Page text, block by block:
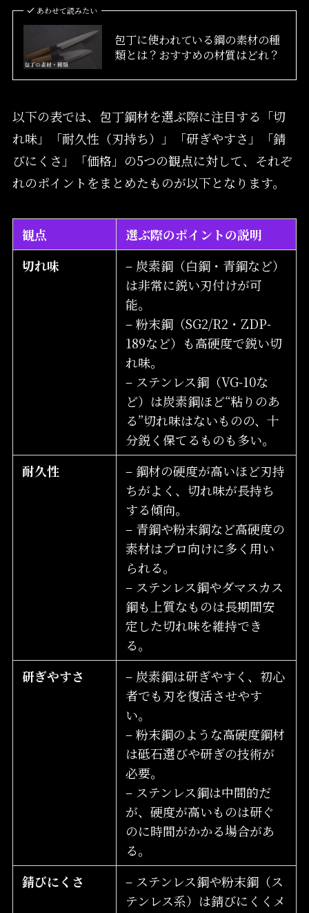
あわせて読みたい
包丁に使われている鋼の素材の種
類とは？おすすめの材質はどれ？
以下の表では、包丁鋼材を選ぶ際に注目する「切
れ味」「耐久性（刃持ち）」「研ぎやすさ」「錆
びにくさ」「価格」の5つの観点に対して、それぞ
れのポイントをまとめたものが以下となります。
観点
選ぶ際のポイントの説明
切れ味
– 炭素鋼（白鋼・青鋼など）
は非常に鋭い刃付けが可
能。
– 粉末鋼（SG2/R2・ZDP-
189など）も高硬度で鋭い切
れ味。
– ステンレス鋼（VG-10な
ど）は炭素鋼ほど“粘りのあ
る”切れ味はないものの、十
分鋭く保てるものも多い。
耐久性
– 鋼材の硬度が高いほど刃持
ちがよく、切れ味が長持ち
する傾向。
– 青鋼や粉末鋼など高硬度の
素材はプロ向けに多く用い
られる。
– ステンレス鋼やダマスカス
鋼も上質なものは長期間安
定した切れ味を維持でき
る。
研ぎやすさ
– 炭素鋼は研ぎやすく、初心
者でも刃を復活させやす
い。
– 粉末鋼のような高硬度鋼材
は砥石選びや研ぎの技術が
必要。
– ステンレス鋼は中間的だ
が、硬度が高いものは研ぐ
のに時間がかかる場合があ
る。
錆びにくさ
– ステンレス鋼や粉末鋼（ス
テンレス系）は錆びにくくメ